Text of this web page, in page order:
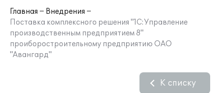
Главная
Внедрения
Поставка комплексного решения "1С:Управление
производственным предприятием 8"
проиборостроительному предприятию ОАО
"Авангард"
К списку